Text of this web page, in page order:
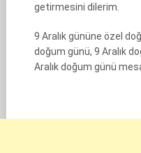
getirmesini dilerim.
9 Aralık gününe özel
doğum günü, 9 Aralık
Aralık doğum günü